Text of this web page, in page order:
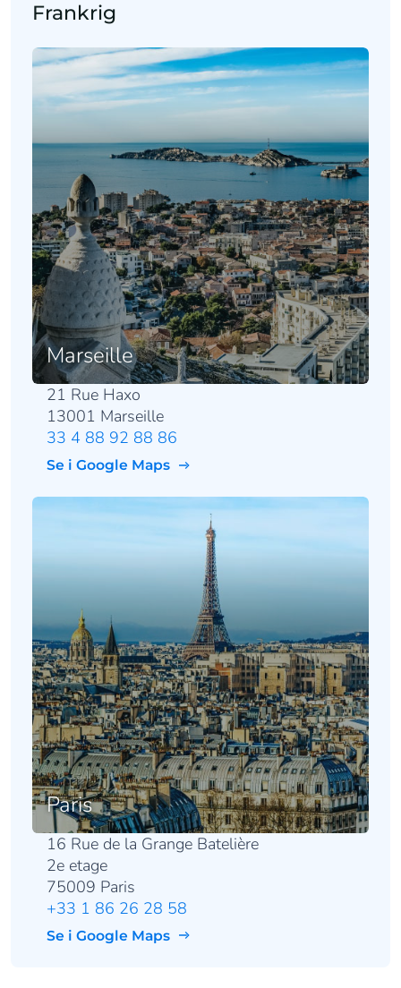
Frankrig
Marseille
21 Rue Haxo
13001 Marseille
33 4 88 92 88 86
Se i Google Maps
Paris
16 Rue de la Grange Batelière
2e etage
75009 Paris
+33 1 86 26 28 58
Se i Google Maps